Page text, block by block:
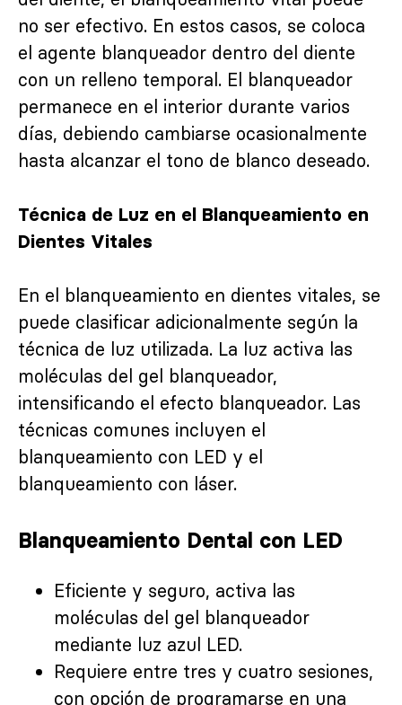
no ser efectivo. En estos casos, se coloca
el agente blanqueador dentro del diente
con un relleno temporal. El blanqueador
permanece en el interior durante varios
días, debiendo cambiarse ocasionalmente
hasta alcanzar el tono de blanco deseado.
Técnica de Luz en el Blanqueamiento en
Dientes Vitales
En el blanqueamiento en dientes vitales, se
puede clasificar adicionalmente según la
técnica de luz utilizada. La luz activa las
moléculas del gel blanqueador,
intensificando el efecto blanqueador. Las
técnicas comunes incluyen el
blanqueamiento con LED y el
blanqueamiento con láser.
Blanqueamiento Dental con LED
Eficiente y seguro, activa las
moléculas del gel blanqueador
mediante luz azul LED.
Requiere entre tres y cuatro sesiones,
con opción de programarse en una